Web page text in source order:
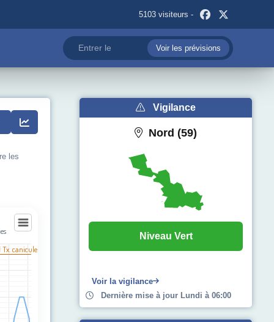
5103 visiteurs -
Voir les prévisions
les
(°C). Data ranges from 11 to 32.
Tx. canicule
Vigilance
Nord (59)
Niveau Vert
Voir la vigilance
Dernière mise à jour Lundi à 06:00